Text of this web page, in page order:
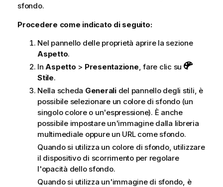
sfondo.
Procedere come indicato di seguito:
Nel pannello delle proprietà aprire la sezione
Aspetto.
In Aspetto > Presentazione , fare clic su
Stile.
Nella scheda Generalidel pannello degli stili, è
possibile selezionare un colore di sfondo (un
singolo colore o un'espressione). È anche
possibile impostare un'immagine dalla libreria
multimediale oppure un URL come sfondo.
Quando si utilizza un colore di sfondo, utilizzare
il dispositivo di scorrimento per regolare
l'opacità dello sfondo.
Quando si utilizza un'immagine di sfondo, è